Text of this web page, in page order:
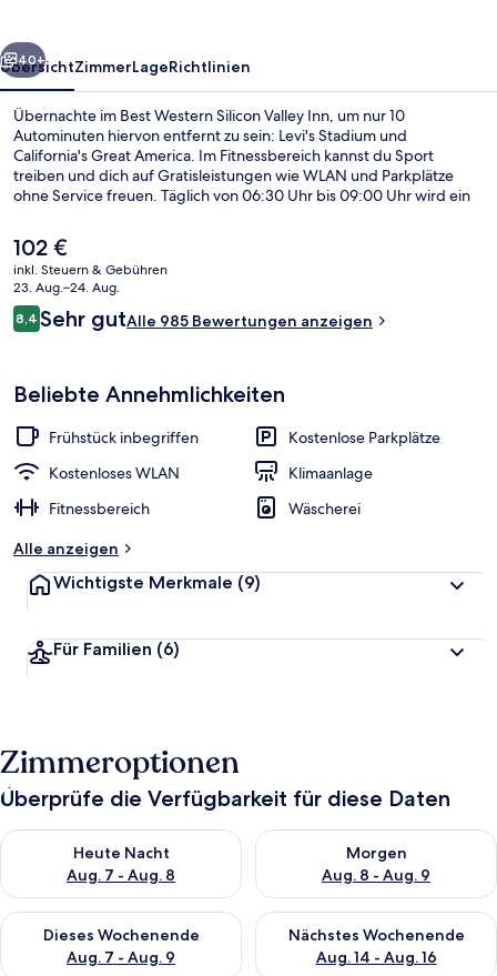
Weiter
40+
ÜbersichtZimmerLageRichtlinien
Übernachte im Best Western Silicon Valley Inn, um nur 10
Autominuten hiervon entfernt zu sein: Levi's Stadium und
California's Great America. Im Fitnessbereich kannst du Sport
treiben und dich auf Gratisleistungen wie WLAN und Parkplätze
ohne Service freuen. Täglich von 06:30 Uhr bis 09:00 Uhr wird ein
Folgendes mit dem Auto höchstens 10 Minuten entfernt: Santa
Clara Convention Center und Shoreline Amphitheatre. Andere
Reisende lieben das hilfsbereite Personal.
Der
aktuelle
Preis
beträgt
102 €.
102 €
inkl. Steuern & Gebühren
23. Aug.–24. Aug.
Bewertungen
8,48,4 von 10.
Sehr gutAlle 985 Bewertungen anzeigen
Beliebte Annehmlichkeiten
Frühstück inbegriffen
Kostenlose Parkplätze
Kostenloses WLAN
Klimaanlage
Fitnessbereich
Wäscherei
Alle anzeigen
Wichtigste Merkmale (9)
Für Familien (6)
Zimmeroptionen
Überprüfe die Verfügbarkeit für diese Daten
Heute Nacht
Aug. 7 - Aug. 8
Überprüfe die Verfügbarkeit für heute Nacht, Aug. 7 - Aug. 8.
Morgen
Aug. 8 - Aug. 9
Überprüfe die Verfügbarkeit
Dieses Wochenende
Aug. 7 - Aug. 9
Überprüfe die Verfügbarkeit für dieses Wochenende, Aug. 7
Nächstes Wochenende
Aug. 14 - Aug. 16
Überprüfe die Verfügbarkeit